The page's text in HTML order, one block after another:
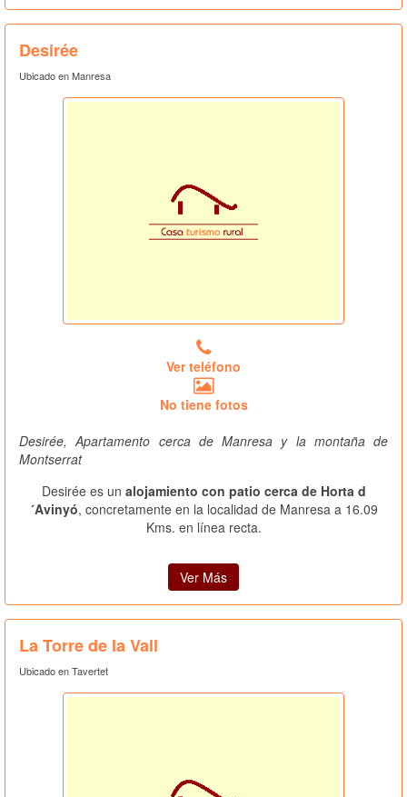
Desirée
Ubicado en Manresa
Ver teléfono
No tiene fotos
Desirée, Apartamento cerca de Manresa y la montaña de
Montserrat
Desirée es un alojamiento con patio cerca de Horta d
´Avinyó, concretamente en la localidad de Manresa a 16.09
Kms. en línea recta.
Ver Más
La Torre de la Vall
Ubicado en Tavertet